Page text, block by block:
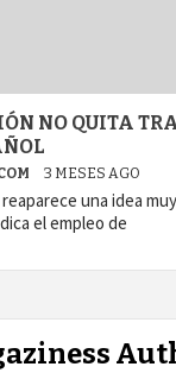
NO QUITA
3 MESES AGO
una idea
el empleo de